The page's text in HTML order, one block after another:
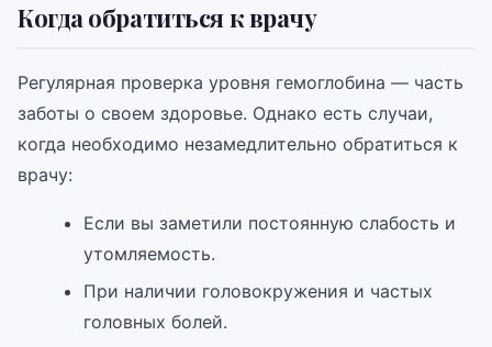
Когда обратиться к врачу
Регулярная проверка уровня гемоглобина — часть
заботы о своем здоровье. Однако есть случаи,
когда необходимо незамедлительно обратиться к
врачу:
Если вы заметили постоянную слабость и
утомляемость.
При наличии головокружения и частых
головных болей.